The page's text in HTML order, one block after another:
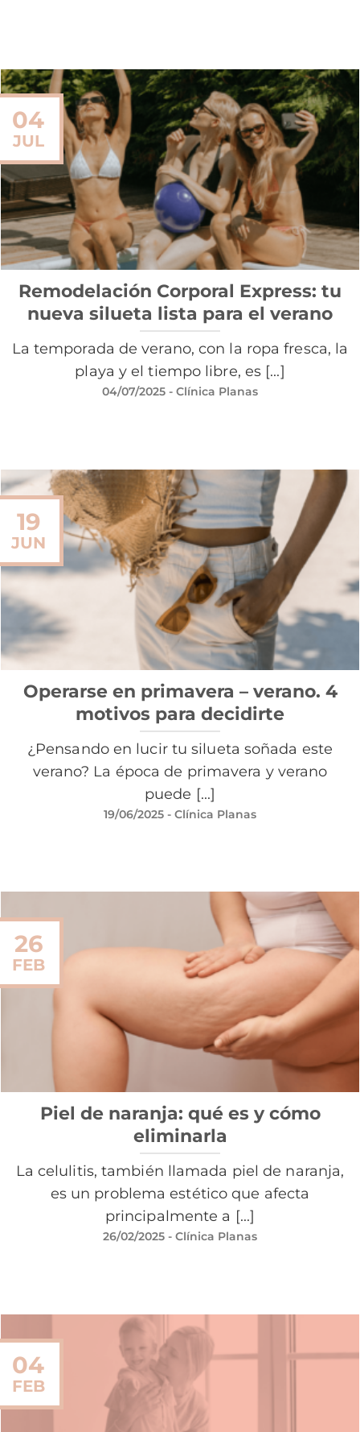
Remodelación Corporal Express: tu
nueva silueta lista para el verano
La temporada de verano, con la ropa fresca, la
playa y el tiempo libre, es [...]
04/07/2025 - Clínica Planas
04
JUL
Operarse en primavera – verano. 4
motivos para decidirte
¿Pensando en lucir tu silueta soñada este
verano? La época de primavera y verano
puede [...]
19/06/2025 - Clínica Planas
19
JUN
Piel de naranja: qué es y cómo
eliminarla
La celulitis, también llamada piel de naranja,
es un problema estético que afecta
principalmente a [...]
26/02/2025 - Clínica Planas
26
FEB
04
FEB